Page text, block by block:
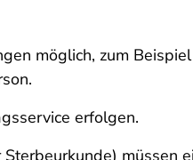
möglich, zum
erfolgen.
müssen